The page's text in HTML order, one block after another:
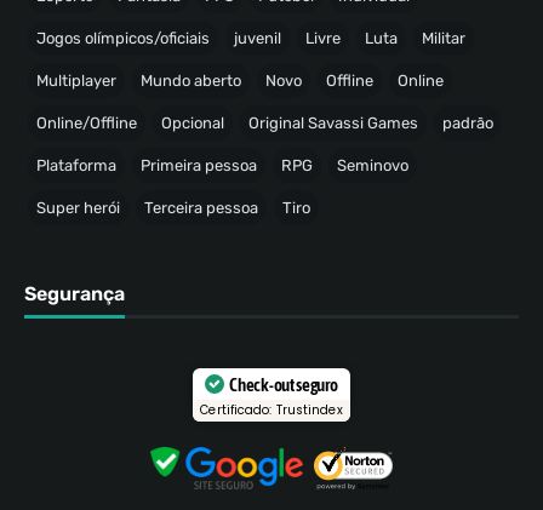
Jogos olímpicos/oficiais juvenil Livre Luta Militar
Multiplayer Mundo aberto Novo Offline Online
Online/Offline Opcional Original Savassi Games padrão
Plataforma Primeira pessoa RPG Seminovo
Super herói Terceira pessoa Tiro
Segurança
Check-out seguro
Certificado: Trustindex